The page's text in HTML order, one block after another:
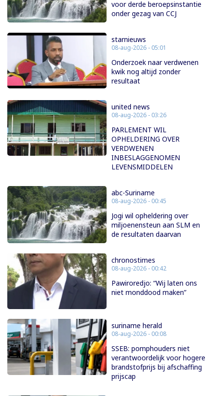
voor derde beroepsinstantie
onder gezag van CCJ
starnieuws
08-aug-2026 - 05:01
Onderzoek naar verdwenen
kwik nog altijd zonder
resultaat
united news
08-aug-2026 - 03:26
PARLEMENT WIL
OPHELDERING OVER
VERDWENEN
INBESLAGGENOMEN
LEVENSMIDDELEN
abc-Suriname
08-aug-2026 - 00:45
Jogi wil opheldering over
miljoenensteun aan SLM en
de resultaten daarvan
chronostimes
08-aug-2026 - 00:42
Pawiroredjo: “Wij laten ons
niet monddood maken”
suriname herald
08-aug-2026 - 00:08
SSEB: pomphouders niet
verantwoordelijk voor hogere
brandstofprijs bij afschaffing
prijscap